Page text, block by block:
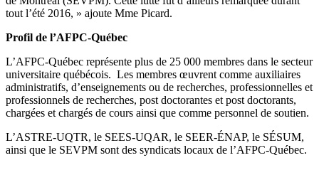
tout l’été 2016, » ajoute Mme Picard.
Profil de l’AFPC-Québec
L’AFPC-Québec représente plus de 25 000 membres dans le secteur
universitaire québécois. Les membres œuvrent comme auxiliaires
administratifs, d’enseignements ou de recherches, professionnelles et
professionnels de recherches, post doctorantes et post doctorants,
chargées et chargés de cours ainsi que comme personnel de soutien.
L’ASTRE-UQTR, le SEES-UQAR, le SEER-ÉNAP, le SÉSUM,
ainsi que le SEVPM sont des syndicats locaux de l’AFPC-Québec.